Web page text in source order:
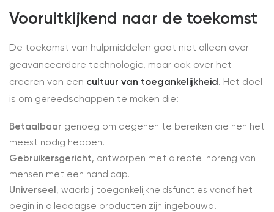
Vooruitkijkend naar de toekomst
De toekomst van hulpmiddelen gaat niet alleen over
geavanceerdere technologie, maar ook over het
creëren van een cultuur van toegankelijkheid. Het doel
is om gereedschappen te maken die:
Betaalbaar genoeg om degenen te bereiken die hen het
meest nodig hebben.
Gebruikersgericht, ontworpen met directe inbreng van
mensen met een handicap.
Universeel, waarbij toegankelijkheidsfuncties vanaf het
begin in alledaagse producten zijn ingebouwd.